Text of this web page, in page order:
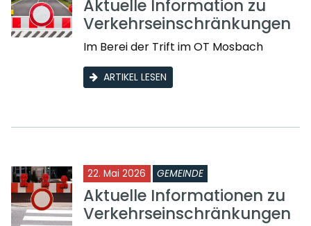
Aktuelle Information zu
Verkehrseinschränkungen
Im Berei der Trift im OT Mosbach
ARTIKEL LESEN
22. Mai 2026 GEMEINDE
Aktuelle Informationen zu
Verkehrseinschränkungen